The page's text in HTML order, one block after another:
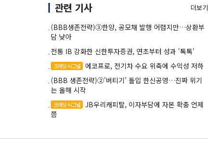
관련 기사 더보기
(BBB생존전략)③한양, 공모채 발행 어렵지만…상환부
담 낮아
전통 IB 강화한 신한투자증권, 연초부터 성과 '톡톡'
크레딧 시그널
에코프로, 전기차 수요 위축에 수익성 저하
(BBB 생존전략)②'버티기' 돌입 한신공영…진짜 위기
는 올해 시작
크레딧 시그널
JB우리캐피탈, 이자부담에 자본 확충 언제
쯤